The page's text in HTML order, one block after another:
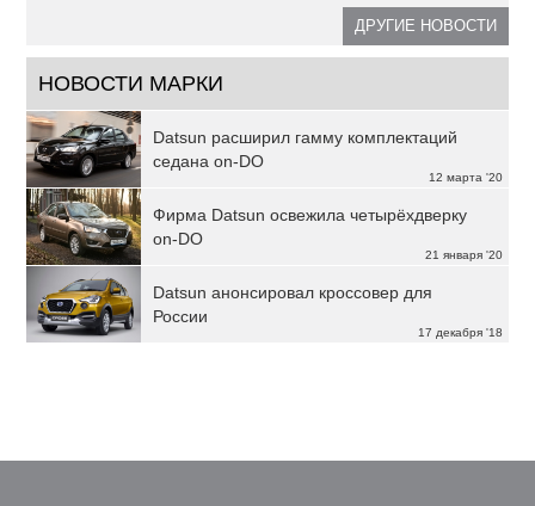
ДРУГИЕ НОВОСТИ
НОВОСТИ МАРКИ
12 марта '20
Datsun расширил гамму комплектаций
седана on-DO
21 января '20
Фирма Datsun освежила четырёхдверку
on-DO
17 декабря '18
Datsun анонсировал кроссовер для
России